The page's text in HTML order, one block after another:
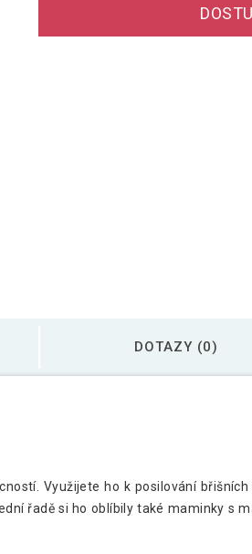
DOTAZY (0)
Využijete ho k posilování
řadě si ho oblíbily také maminky s